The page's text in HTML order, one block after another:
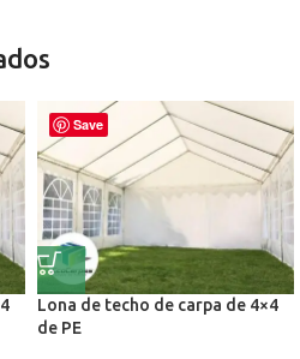
Save
Lona de techo de carpa de 4×4
de PE